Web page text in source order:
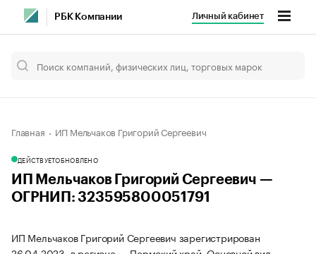
РБК Компании Личный кабинет
Главная ИП Мельчаков Григорий Сергеевич
ДЕЙСТВУЕТОБНОВЛЕНО
ИП Мельчаков Григорий Сергеевич —
ОГРНИП: 323595800051791
ИП Мельчаков Григорий Сергеевич зарегистрирован